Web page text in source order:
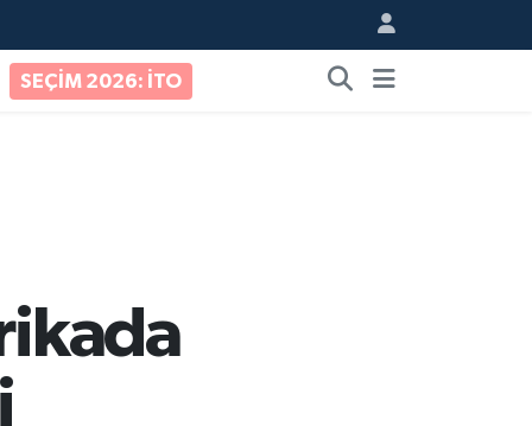
SEÇİM 2026: İTO